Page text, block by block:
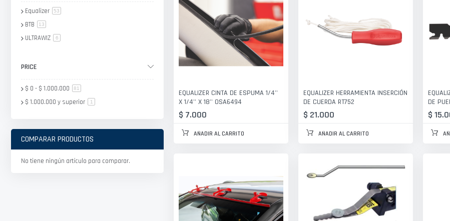
EQUALIZER CINTA DE ESPUMA 1/4''
X 1/4'' X 18'' OSA6494
$ 7.000
AÑADIR AL CARRITO
EQUALIZER HERRAMIENTA INSERCIÓN
DE CUERDA RT752
$ 21.000
AÑADIR AL CARRITO
DE
$
Equalizer 53
BTB 13
ULTRAWIZ 6artículo
PRICE
$ 0 - $ 1.000.000 81
$ 1.000.000 y superior 1
COMPARAR PRODUCTOS
No tiene ningún artículo para comparar.